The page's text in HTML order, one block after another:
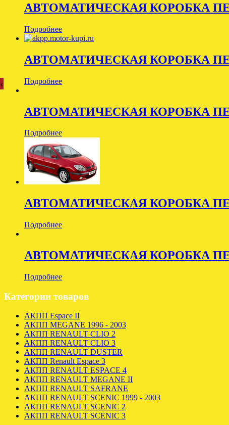
АВТОМАТИЧЕСКАЯ КОРОБКА
Подробнее
АВТОМАТИЧЕСКАЯ КОРОБКА
Подробнее
АВТОМАТИЧЕСКАЯ КОРОБКА
Подробнее
АВТОМАТИЧЕСКАЯ КОРОБКА
Подробнее
АВТОМАТИЧЕСКАЯ КОРОБКА
Подробнее
Категории товаров
АКПП Espace II
АКПП MEGANE 1996 - 2003
АКПП RENAULT CLIO 2
АКПП RENAULT CLIO 3
АКПП RENAULT DUSTER
АКПП Renault Espace 3
АКПП RENAULT ESPACE 4
АКПП RENAULT MEGANE II
АКПП RENAULT SAFRANE
АКПП RENAULT SCENIC 1999 - 2003
АКПП RENAULT SCENIC 2
АКПП RENAULT SCENIC 3
‹